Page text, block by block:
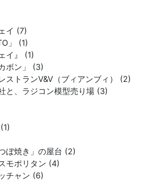
イ (7)
」 (1)
イ』 (1)
ボン」 (3)
ストランV&V（ブィアンブィ） (2)
と、ラジコン模型売り場 (3)
ぼ焼き」の屋台 (2)
モポリタン (4)
チャン (6)